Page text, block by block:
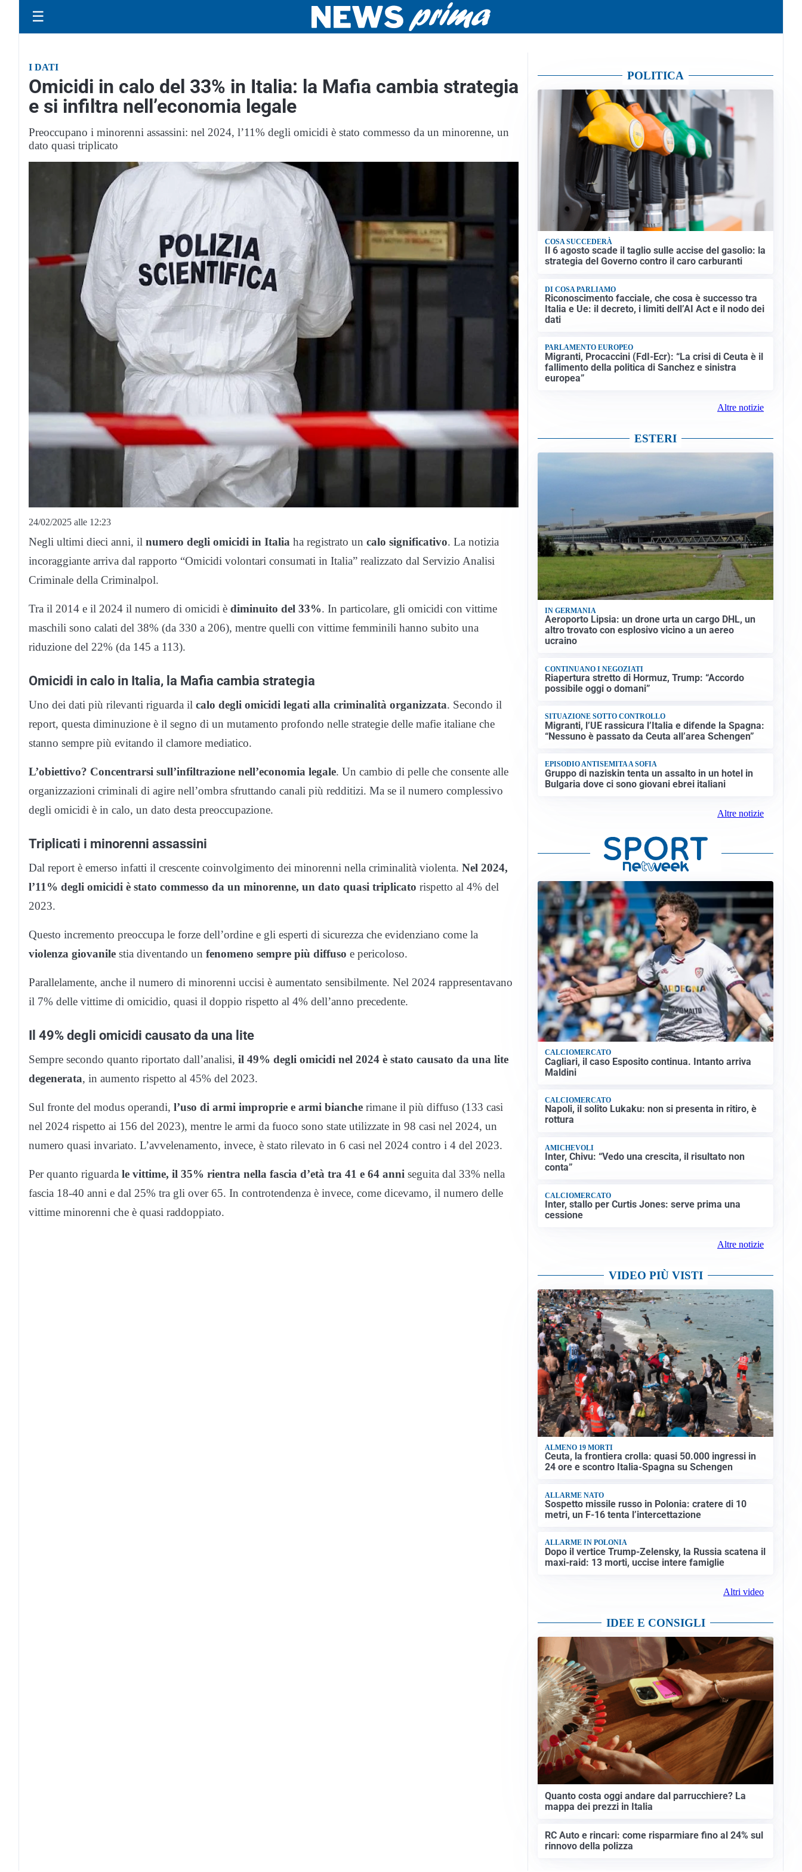
☰
I DATI
Omicidi in calo del 33% in Italia: la Mafia cambia strategia
e si infiltra nell’economia legale
Preoccupano i minorenni assassini: nel 2024, l’11% degli omicidi è stato commesso da un minorenne, un
dato quasi triplicato
24/02/2025 alle 12:23
Negli ultimi dieci anni, il numero degli omicidi in Italia ha registrato un calo significativo. La notizia
incoraggiante arriva dal rapporto “Omicidi volontari consumati in Italia” realizzato dal Servizio Analisi
Criminale della Criminalpol.
Tra il 2014 e il 2024 il numero di omicidi è diminuito del 33%. In particolare, gli omicidi con vittime
maschili sono calati del 38% (da 330 a 206), mentre quelli con vittime femminili hanno subito una
riduzione del 22% (da 145 a 113).
Omicidi in calo in Italia, la Mafia cambia strategia
Uno dei dati più rilevanti riguarda il calo degli omicidi legati alla criminalità organizzata. Secondo il
report, questa diminuzione è il segno di un mutamento profondo nelle strategie delle mafie italiane che
stanno sempre più evitando il clamore mediatico.
L’obiettivo? Concentrarsi sull’infiltrazione nell’economia legale. Un cambio di pelle che consente alle
organizzazioni criminali di agire nell’ombra sfruttando canali più redditizi. Ma se il numero complessivo
degli omicidi è in calo, un dato desta preoccupazione.
Triplicati i minorenni assassini
Dal report è emerso infatti il crescente coinvolgimento dei minorenni nella criminalità violenta. Nel 2024,
l’11% degli omicidi è stato commesso da un minorenne, un dato quasi triplicato rispetto al 4% del
2023.
Questo incremento preoccupa le forze dell’ordine e gli esperti di sicurezza che evidenziano come la
violenza giovanile stia diventando un fenomeno sempre più diffuso e pericoloso.
Parallelamente, anche il numero di minorenni uccisi è aumentato sensibilmente. Nel 2024 rappresentavano
il 7% delle vittime di omicidio, quasi il doppio rispetto al 4% dell’anno precedente.
Il 49% degli omicidi causato da una lite
Sempre secondo quanto riportato dall’analisi, il 49% degli omicidi nel 2024 è stato causato da una lite
degenerata, in aumento rispetto al 45% del 2023.
Sul fronte del modus operandi, l’uso di armi improprie e armi bianche rimane il più diffuso (133 casi
nel 2024 rispetto ai 156 del 2023), mentre le armi da fuoco sono state utilizzate in 98 casi nel 2024, un
numero quasi invariato. L’avvelenamento, invece, è stato rilevato in 6 casi nel 2024 contro i 4 del 2023.
Per quanto riguarda le vittime, il 35% rientra nella fascia d’età tra 41 e 64 anni seguita dal 33% nella
fascia 18-40 anni e dal 25% tra gli over 65. In controtendenza è invece, come dicevamo, il numero delle
vittime minorenni che è quasi raddoppiato.
POLITICA
COSA SUCCEDERÀ
Il 6 agosto scade il taglio sulle accise del gasolio: la
strategia del Governo contro il caro carburanti
DI COSA PARLIAMO
Riconoscimento facciale, che cosa è successo tra
Italia e Ue: il decreto, i limiti dell’AI Act e il nodo dei
dati
PARLAMENTO EUROPEO
Migranti, Procaccini (FdI-Ecr): “La crisi di Ceuta è il
fallimento della politica di Sanchez e sinistra
europea”
Altre notizie
ESTERI
IN GERMANIA
Aeroporto Lipsia: un drone urta un cargo DHL, un
altro trovato con esplosivo vicino a un aereo
ucraino
CONTINUANO I NEGOZIATI
Riapertura stretto di Hormuz, Trump: “Accordo
possibile oggi o domani”
SITUAZIONE SOTTO CONTROLLO
Migranti, l’UE rassicura l’Italia e difende la Spagna:
“Nessuno è passato da Ceuta all’area Schengen”
EPISODIO ANTISEMITA A SOFIA
Gruppo di naziskin tenta un assalto in un hotel in
Bulgaria dove ci sono giovani ebrei italiani
Altre notizie
CALCIOMERCATO
Cagliari, il caso Esposito continua. Intanto arriva
Maldini
CALCIOMERCATO
Napoli, il solito Lukaku: non si presenta in ritiro, è
rottura
AMICHEVOLI
Inter, Chivu: “Vedo una crescita, il risultato non
conta”
CALCIOMERCATO
Inter, stallo per Curtis Jones: serve prima una
cessione
Altre notizie
VIDEO PIÙ VISTI
ALMENO 19 MORTI
Ceuta, la frontiera crolla: quasi 50.000 ingressi in
24 ore e scontro Italia-Spagna su Schengen
ALLARME NATO
Sospetto missile russo in Polonia: cratere di 10
metri, un F-16 tenta l’intercettazione
ALLARME IN POLONIA
Dopo il vertice Trump-Zelensky, la Russia scatena il
maxi-raid: 13 morti, uccise intere famiglie
Altri video
IDEE E CONSIGLI
Quanto costa oggi andare dal parrucchiere? La
mappa dei prezzi in Italia
RC Auto e rincari: come risparmiare fino al 24% sul
rinnovo della polizza